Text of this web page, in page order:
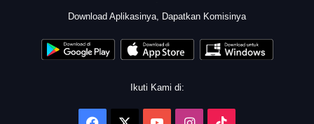
Download Aplikasinya, Dapatkan Komisinya
Ikuti Kami di: